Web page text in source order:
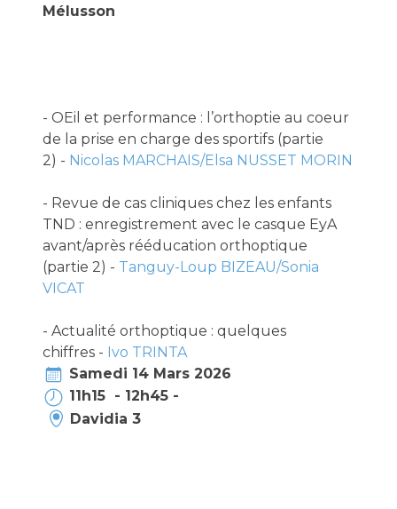
Mélusson
- OEil et performance : l’orthoptie au coeur
de la prise en charge des sportifs (partie
2) - Nicolas MARCHAIS/Elsa NUSSET MORIN
- Revue de cas cliniques chez les enfants
TND : enregistrement avec le casque EyA
avant/après rééducation orthoptique
(partie 2) - Tanguy-Loup BIZEAU/Sonia
VICAT
- Actualité orthoptique : quelques
chiffres - Ivo TRINTA
Samedi 14 Mars 2026
11h15 - 12h45 -
Davidia 3